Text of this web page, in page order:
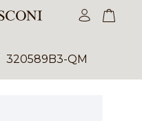
320589B3-QM